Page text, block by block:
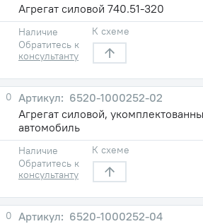
Агрегат силовой 740.51-320
Наличие
Обратитесь к
консультанту
К схеме
0
6520-1000252-02
Агрегат силовой,
автомобиль
Наличие
Обратитесь к
консультанту
К схеме
0
6520-1000252-04